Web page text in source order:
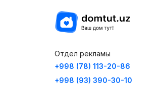
Отдел рекламы
+998 (78) 113-20-86
+998 (93) 390-30-10